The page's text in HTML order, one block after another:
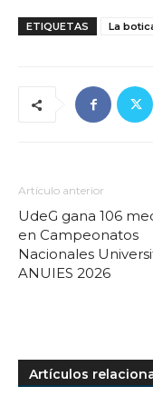
ETIQUETAS La
Artículo anterior
UdeG gana 106
en Campeonatos
Nacionales
ANUIES 2026
Artículos